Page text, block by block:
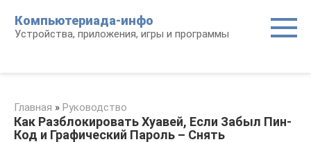
контенту
Компьютериада-инфо
Устройства, приложения, игры и программы
Главная » Руководство
Как Разблокировать Xуавей, Если Забыл Пин-
Код и Графический Пароль – Снять